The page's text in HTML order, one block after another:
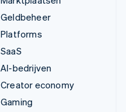
Geldbeheer
Platforms
SaaS
AI-bedrijven
Creator economy
Gaming